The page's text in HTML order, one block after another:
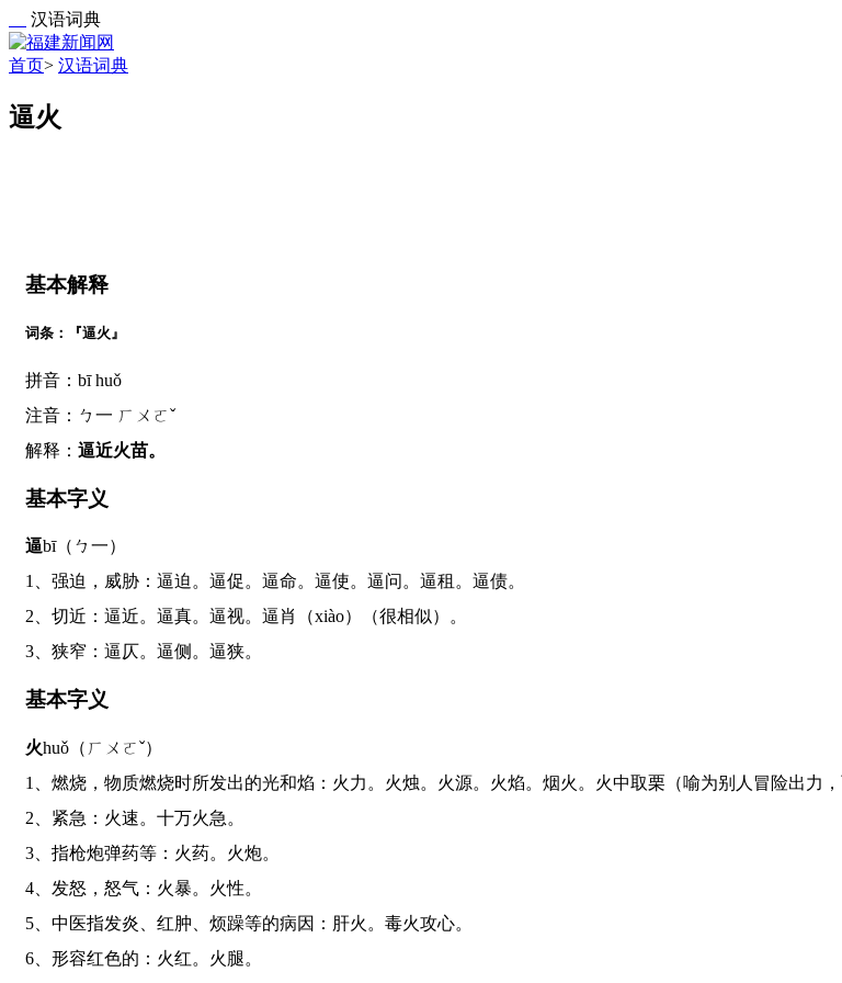
汉语词典
首页> 汉语词典
逼火
基本解释
词条：『逼火』
拼音：bī huǒ
注音：ㄅ一 ㄏㄨㄛˇ
解释： 逼近火苗。
基本字义
逼bī（ㄅ一）
1、强迫，威胁：逼迫。逼促。逼命。逼使。逼问。逼租。逼债。
2、切近：逼近。逼真。逼视。逼肖（xiào）（很相似）。
3、狭窄：逼仄。逼侧。逼狭。
基本字义
火huǒ（ㄏㄨㄛˇ）
1、燃烧，物质燃烧时所发出的光和焰：火力。火烛。火源。火焰。烟火。火中取栗（喻为别人冒险出力
2、紧急：火速。十万火急。
3、指枪炮弹药等：火药。火炮。
4、发怒，怒气：火暴。火性。
5、中医指发炎、红肿、烦躁等的病因：肝火。毒火攻心。
6、形容红色的：火红。火腿。